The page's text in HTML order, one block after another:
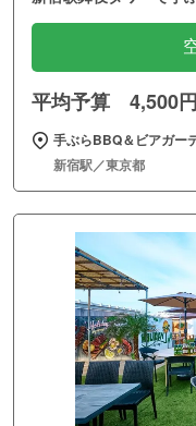
平均予算 4,500円
手ぶらBBQ＆ビアガー
新宿駅／東京都